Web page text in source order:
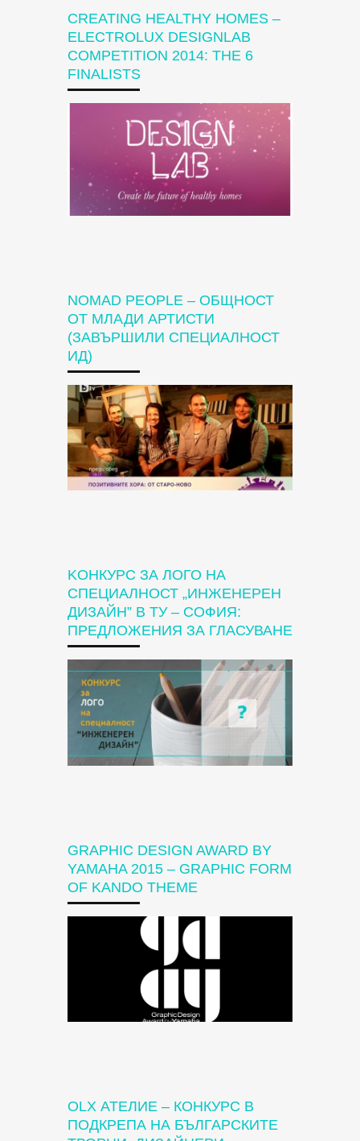
CREATING HEALTHY HOMES –
ELECTROLUX DESIGNLAB
COMPETITION 2014: THE 6
FINALISTS
NOMAD PEOPLE – OБЩНОСТ
ОТ МЛАДИ АРТИСТИ
(ЗАВЪРШИЛИ СПЕЦИАЛНОСТ
ИД)
KОНКУРС ЗА ЛОГО НА
СПЕЦИАЛНОСТ „ИНЖЕНЕРЕН
ДИЗАЙН” В ТУ – СОФИЯ:
ПРЕДЛОЖЕНИЯ ЗА ГЛАСУВАНЕ
GRAPHIC DESIGN AWARD BY
YAMAHA 2015 – GRAPHIC FORM
OF KANDO THEME
OLX АТЕЛИЕ – КОНКУРС В
ПОДКРЕПА НА БЪЛГАРСКИТЕ